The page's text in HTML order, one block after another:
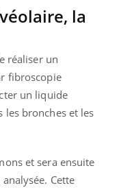
la
réaliser un
fibroscopie
un liquide
les bronches et les
et sera ensuite
Cette